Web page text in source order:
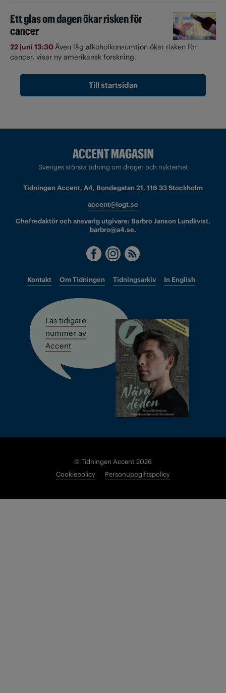
Ett glas om dagen ökar risken för
cancer
22 juni 13:30Även låg alkoholkonsumtion ökar risken för
cancer, visar ny amerikansk forskning.
Till startsidan
Sveriges största tidning om droger och nykterhet
Tidningen Accent, A4, Bondegatan 21, 116 33 Stockholm
accent@iogt.se
Chefredaktör och ansvarig utgivare: Barbro Janson Lundkvist,
barbro@a4.se.
Kontakt Om Tidningen Tidningsarkiv In English
Läs tidigare
nummer av
Accent
© Tidningen Accent 2026
Cookiepolicy
Personuppgiftspolicy